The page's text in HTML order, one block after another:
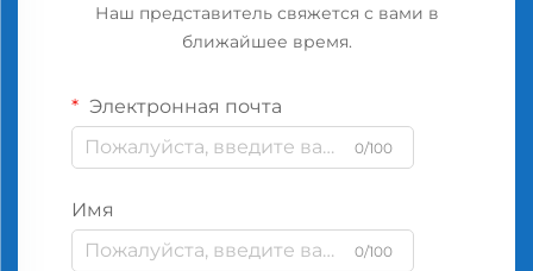
Наш представитель свяжется с вами в
ближайшее время.
Электронная почта
0/100
Имя
0/100